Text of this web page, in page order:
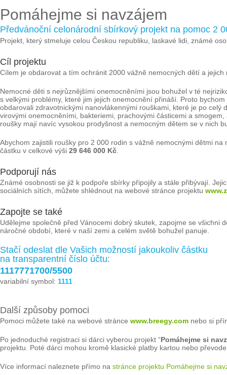
Pomáhejme si navzájem
Předvánoční celonárodní sbírkový projekt na pomoc 2
Projekt, který stmeluje celou Českou republiku, laskavé lidi, známé
Cíl projektu
Cílem je obdarovat a tím ochránit 2000 vážně nemocných dětí a
Nemocné děti s nejrůznějšími onemocněními jsou bohužel v té
s velkými problémy, které jim jejich onemocnění přináší. Proto
obdarovali zdravotnickými nanovlákennými rouškami, které je po
virovými onemocněními, bakteriemi, prachovými částicemi a
roušky mají navíc vysokou prodyšnost a nemocným dětem se v nich
Abychom zajistili roušky pro 2 000 rodin s vážně nemocnými dětmi
částku v celkové výši 29 646 000 Kč.
Podporují nás
Známé osobnosti se již k podpoře sbírky připojily a stále přibývají.
sociálních sítích, můžete shlédnout na webové stránce projektu
Zapojte se také
Udělejme společně před Vánocemi dobrý skutek, zapojme se všichni
náročné období, které v naší zemi a celém světě bohužel panuje.
Stačí odeslat dle Vašich možností jakoukoliv částku
na transparentní číslo účtu:
1117771700/5500
variabilní symbol: 1111
Další způsoby pomoci
Pomoci můžete také na webové stránce www.breegy.com nebo si
Po jednoduché registraci si dárci vyberou projekt “Pomáhejme si
projektu. Poté dárci mohou kromě klasické platby kartou nebo
Více informací naleznete přímo na stránce projektu Pomáhejme si